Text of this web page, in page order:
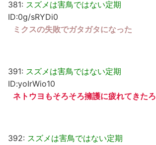
381: スズメは害鳥ではない定期
ID:0g/sRYDi0
ミクスの失敗でガタガタになった
391: スズメは害鳥ではない定期
ID:yoIrWio10
ネトウヨもそろそろ擁護に疲れてきたろ
392: スズメは害鳥ではない定期